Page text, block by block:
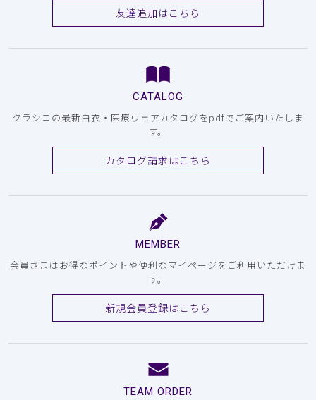
友達追加はこちら
CATALOG
クラシコの最新白衣・医療ウェアカタログをpdfでご案内いたしま
す。
カタログ請求はこちら
MEMBER
会員さまはお得なポイントや便利なマイページをご利用いただけま
す。
新規会員登録はこちら
TEAM ORDER